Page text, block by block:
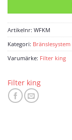
Artikelnr: WFKM
Kategori: Bränslesystem
Varumärke: Filter king
Filter king